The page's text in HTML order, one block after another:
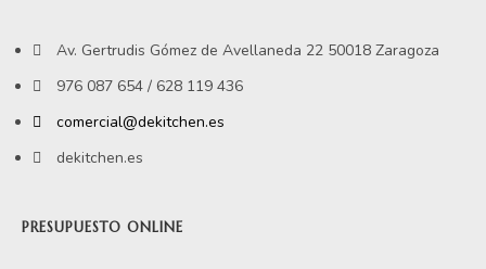
Av. Gertrudis Gómez de Avellaneda 22 50018 Zaragoza
976 087 654 / 628 119 436
comercial@dekitchen.es
dekitchen.es
PRESUPUESTO ONLINE